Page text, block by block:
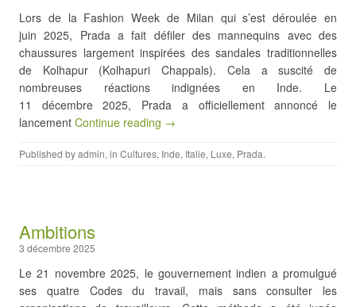
Lors de la Fashion Week de Milan qui s’est déroulée en
juin 2025, Prada a fait défiler des mannequins avec des
chaussures largement inspirées des sandales traditionnelles
de Kolhapur (Kolhapuri Chappals). Cela a suscité de
nombreuses réactions indignées en Inde. Le
11 décembre 2025, Prada a officiellement annoncé le
lancement Continue reading →
Published byadmin, in Cultures, Inde, Italie, Luxe, Prada.
Ambitions
3 décembre 2025
Le 21 novembre 2025, le gouvernement indien a promulgué
ses quatre Codes du travail, mais sans consulter les